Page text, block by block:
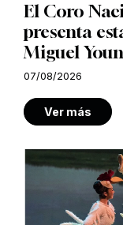
El Coro
presenta
Miguel
07/08/2026
Ver más